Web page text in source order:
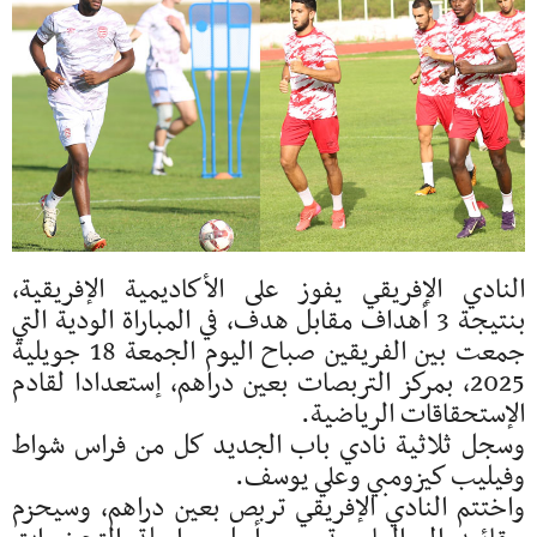
النادي الإفريقي يفوز على الأكاديمية الإفريقية،
بنتيجة 3 أهداف مقابل هدف، في المباراة الودية التي
جمعت بين الفريقين صباح اليوم الجمعة 18 جويلية
2025، بمركز التربصات بعين دراهم، إستعدادا لقادم
الإستحقاقات الرياضية.
وسجل ثلاثية نادي باب الجديد كل من فراس شواط
وفيليب كيزومبي وعلي يوسف.
واختتم النادي الإفريقي تربص بعين دراهم، وسيحزم